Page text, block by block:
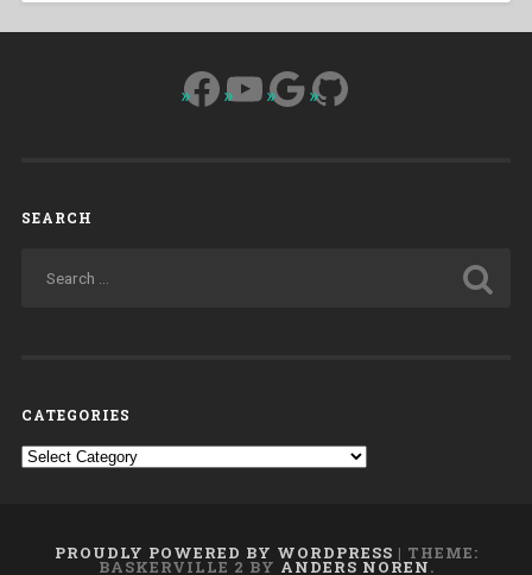
Facebook
YouTube
Google
GitHub
SEARCH
CATEGORIES
Categories
PROUDLY POWERED BY WORDPRESS | THEME:
BASKERVILLE 2 BY ANDERS NOREN.